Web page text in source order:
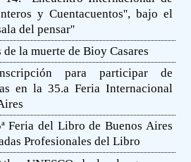
y Cuentacuentos'', bajo el
del pensar''
la muerte de Bioy Casares
para participar de
en la 35.a Feria Internacional
Feria del Libro de Buenos Aires
Profesionales del Libro